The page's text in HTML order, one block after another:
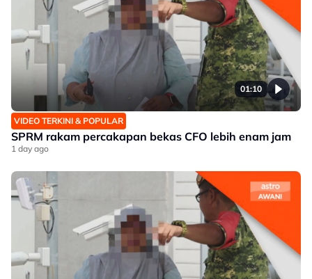
01:10
VIDEO TERKINI & POPULAR
SPRM rakam percakapan bekas CFO lebih enam jam
1 day ago